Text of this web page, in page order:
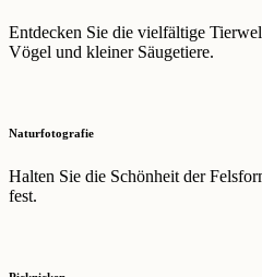
Entdecken Sie die vielfältige
Vögel und kleiner Säugetiere.
Naturfotografie
Halten Sie die Schönheit der
fest.